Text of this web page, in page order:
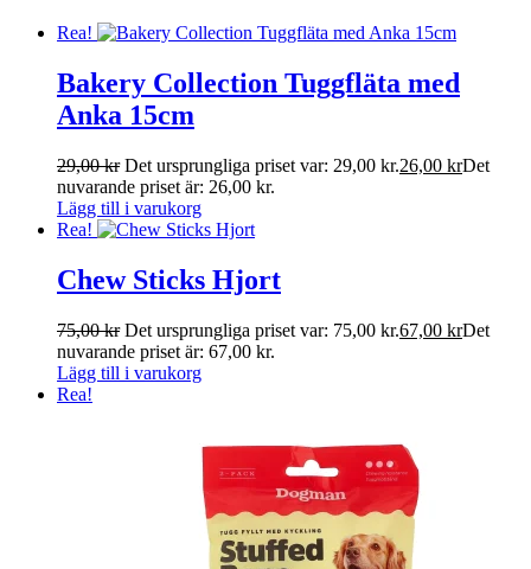
Rea!
Bakery Collection Tuggfläta med
Anka 15cm
29,00kr Det ursprungliga priset var: 29,00 kr.26,00 krDet
nuvarande priset är: 26,00 kr.
Lägg till i varukorg
Rea!
Chew Sticks Hjort
75,00kr Det ursprungliga priset var: 75,00 kr.67,00 krDet
nuvarande priset är: 67,00 kr.
Lägg till i varukorg
Rea!